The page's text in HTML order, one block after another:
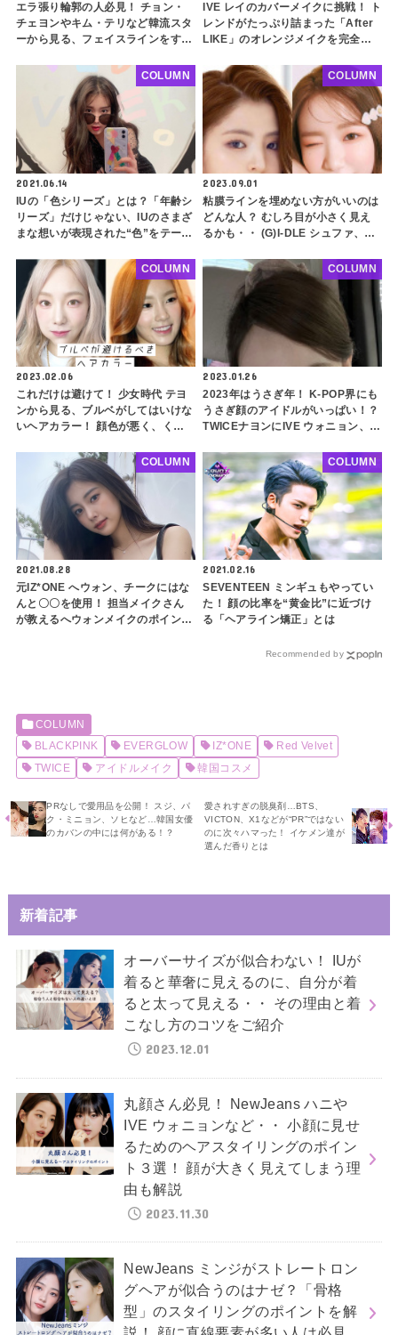
エラ張り輪郭の人必見！ チョン・
チェヨンやキム・テリなど韓流スタ
ーから見る、フェイスラインをすっ
アップスタイル、レイヤードカッ
ト、チョッピーバング・・ ポイン
トを押さえてさらに小顔に
IVE レイのカバーメイクに挑戦！ ト
レンドがたっぷり詰まった「After
LIKE」のオレンジメイクを完全再
2021.06.14
IUの「色シリーズ」とは？「年齢シ
リーズ」だけじゃない、IUのさまざ
まな想いが表現された“色”をテーマ
COLUMN
2023.09.01
粘膜ラインを埋めない方がいいのは
どんな人？ むしろ目が小さく見え
るかも・・ (G)I-DLE シュファ、ハ
は
COLUMN
2023.02.06
これだけは避けて！ 少女時代 テヨ
ンから見る、ブルベがしてはいけな
いヘアカラー！ 顔色が悪く、くす
る髪色選択のコツもご紹介
COLUMN
2023.01.26
2023年はうさぎ年！ K-POP界にも
うさぎ顔のアイドルがいっぱい！？
TWICEナヨンにIVE ウォニョン、
て？
COLUMN
2021.08.28
元IZ*ONE へウォン、チークにはな
んと〇〇を使用！ 担当メイクさん
が教えるへウォンメイクのポイント
COLUMN
2021.02.16
SEVENTEEN ミンギュもやってい
た！ 顔の比率を“黄金比”に近づけ
る「ヘアライン矯正」とは
COLUMN
Recommended by
COLUMN
BLACKPINK
EVERGLOW IZ*ONE
Red Velvet
TWICE
アイドルメイク 韓国コスメ
PRなしで愛用品を公開！ スジ、パ
ク・ミニョン、ソヒなど…韓国女優
のカバンの中には何がある！？
愛されすぎの脱臭剤…BTS、
VICTON、X1などが“PR”ではない
のに次々ハマった！ イケメン達が
選んだ香りとは
新着記事
オーバーサイズが似合わない！ IUが
着ると華奢に見えるのに、自分が着
ると太って見える・・ その理由と着
こなし方のコツをご紹介
2023.12.01
丸顔さん必見！ NewJeans ハニや
IVE ウォニョンなど・・ 小顔に見せ
るためのヘアスタイリングのポイン
ト３選！ 顔が大きく見えてしまう理
由も解説
2023.11.30
NewJeans ミンジがストレートロン
グヘアが似合うのはナゼ？「骨格
型」のスタイリングのポイントを解